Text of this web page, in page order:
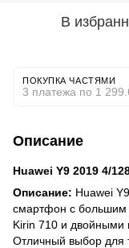
В
ПОКУПКА ЧАСТЯМИ
3 платежа по 1
Описание
Huawei Y9 2019 4/
Описание: Huawei
смартфон с
Kirin 710 и двойными
Отличный выбор для